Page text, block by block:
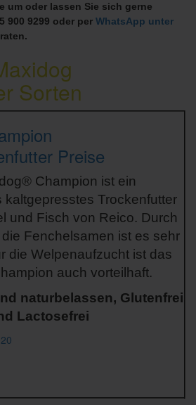
um oder lassen Sie sich gerne
900 9299 oder per WhatsApp unter
Sorten
Champion ist ein
kaltgepresstes Trockenfutter
und Fisch von Reico. Durch
Fenchelsamen ist es sehr
die Welpenaufzucht ist das
auch vorteilhaft.
naturbelassen, Glutenfrei
Lactosefrei